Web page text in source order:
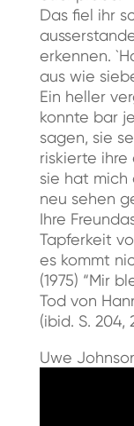
Das fiel ihr
erkennen.
aus wie
Ein heller
konnte bar
sagen, sie
riskierte ihre
sie hat mich
neu sehen
Ihre
Tapferkeit
es kommt
(1975) “Mir
Tod von
(ibid. S. 204,
Uwe